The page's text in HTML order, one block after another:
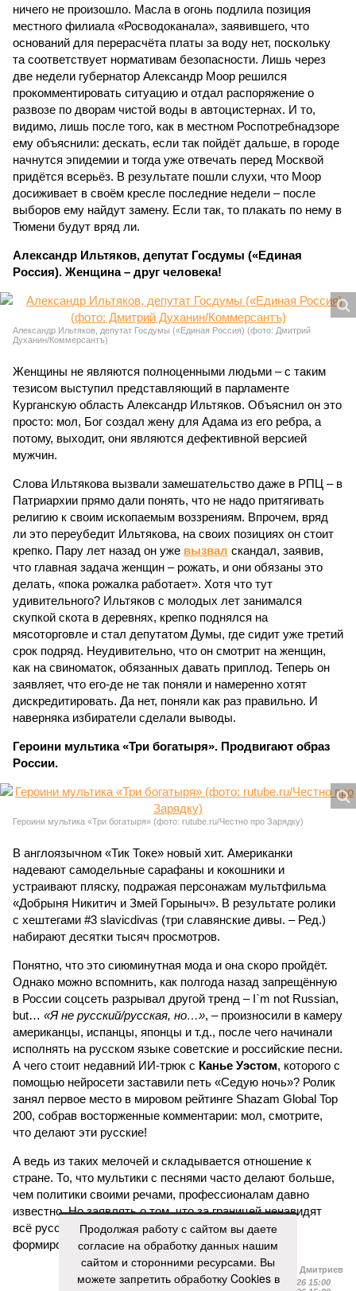
ничего не произошло. Масла в огонь подлила позиция
местного филиала «Росводоканала», заявившего, что
оснований для перерасчёта платы за воду нет, поскольку
та соответствует нормативам безопасности. Лишь через
две недели губернатор Александр Моор решился
прокомментировать ситуацию и отдал распоряжение о
развозе по дворам чистой воды в автоцистернах. И то,
видимо, лишь после того, как в местном Роспотребнадзоре
ему объяснили: дескать, если так пойдёт дальше, в городе
начнутся эпидемии и тогда уже отвечать перед Москвой
придётся всерьёз. В результате пошли слухи, что Моор
досиживает в своём кресле последние недели – после
выборов ему найдут замену. Если так, то плакать по нему в
Тюмени будут вряд ли.
Александр Ильтяков, депутат Госдумы («Единая
Россия). Женщина – друг человека!
Александр Ильтяков, депутат Госдумы («Единая Россия) (фото: Дмитрий
Духанин/Коммерсантъ)
Женщины не являются полноценными людьми – с таким
тезисом выступил представляющий в парламенте
Курганскую область Александр Ильтяков. Объяснил он это
просто: мол, Бог создал жену для Адама из его ребра, а
потому, выходит, они являются дефективной версией
мужчин.
Слова Ильтякова вызвали замешательство даже в РПЦ – в
Патриархии прямо дали понять, что не надо притягивать
религию к своим ископаемым воззрениям. Впрочем, вряд
ли это переубедит Ильтякова, на своих позициях он стоит
крепко. Пару лет назад он уже вызвал скандал, заявив,
что главная задача женщин – рожать, и они обязаны это
делать, «пока рожалка работает». Хотя что тут
удивительного? Ильтяков с молодых лет занимался
скупкой скота в деревнях, крепко поднялся на
мясоторговле и стал депутатом Думы, где сидит уже третий
срок подряд. Неудивительно, что он смотрит на женщин,
как на свиноматок, обязанных давать приплод. Теперь он
заявляет, что его-де не так поняли и намеренно хотят
дискредитировать. Да нет, поняли как раз правильно. И
наверняка избиратели сделали выводы.
Героини мультика «Три богатыря». Продвигают образ
России.
Героини мультика «Три богатыря» (фото: rutube.ru/Честно про Зарядку)
В англоязычном «Тик Токе» новый хит. Американки
надевают самодельные сарафаны и кокошники и
устраивают пляску, подражая персонажам мультфильма
«Добрыня Никитич и Змей Горыныч». В результате ролики
с хештегами #3 slavicdivas (три славянские дивы. – Ред.)
набирают десятки тысяч просмотров.
Понятно, что это сиюминутная мода и она скоро пройдёт.
Однако можно вспомнить, как полгода назад запрещённую
в России соцсеть разрывал другой тренд – I`m not Russian,
but… «Я не русский/русская, но…», – произносили в камеру
американцы, испанцы, японцы и т.д., после чего начинали
исполнять на русском языке советские и российские песни.
А чего стоит недавний ИИ-трюк с Канье Уэстом, которого с
помощью нейросети заставили петь «Седую ночь»? Ролик
занял первое место в мировом рейтинге Shazam Global Top
200, собрав восторженные комментарии: мол, смотрите,
что делают эти русские!
А ведь из таких мелочей и складывается отношение к
стране. То, что мультики с песнями часто делают больше,
чем политики своими речами, профессионалам давно
известно. Но заявлять о том, что за границей ненавидят
всё русское, конечно, намного проще, чем умело
формировать нужный имидж.
Иван Дмитриев
Опубликовано:09.08.2026 15:00
Продолжая работу с сайтом вы даете
согласие на обработку данных нашим
сайтом и сторонними ресурсами. Вы
можете запретить обработку Cookies в